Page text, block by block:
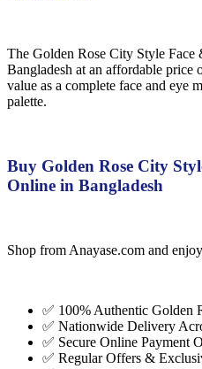
The Golden Rose City Style Face
Bangladesh at an affordable
value as a complete face and eye
palette.
Buy Golden Rose City
Online in Bangladesh
Shop from Anayase.com and
✅ 100% Authentic Golden
✅ Nationwide Delivery
✅ Secure Online Payment
✅ Regular Offers &